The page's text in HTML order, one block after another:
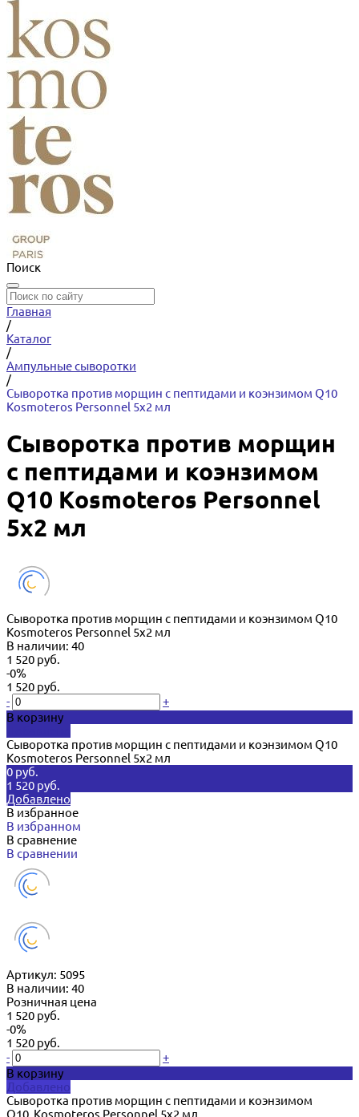
Поиск
Главная
/
Каталог
/
Ампульные сыворотки
/
Сыворотка против морщин с пептидами и коэнзимом Q10
Kosmoteros Personnel 5х2 мл
Сыворотка против морщин
с пептидами и коэнзимом
Q10 Kosmoteros Personnel
5х2 мл
Сыворотка против морщин с пептидами и коэнзимом Q10
Kosmoteros Personnel 5х2 мл
В наличии: 40
1 520 руб.
-0%
1 520 руб.
-
+
В корзину
Сыворотка против морщин с пептидами и коэнзимом Q10
Kosmoteros Personnel 5х2 мл
0 руб.
1 520 руб.
Добавлено
В избранное
В избранном
В сравнение
В сравнении
Артикул: 5095
В наличии: 40
Розничная цена
1 520 руб.
-0%
1 520 руб.
-
+
В корзину
Добавлено
Сыворотка против морщин с пептидами и коэнзимом